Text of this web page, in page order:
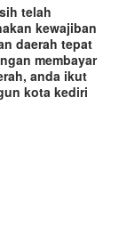
telah
kewajiban
daerah tepat
membayar
anda ikut
kota kediri